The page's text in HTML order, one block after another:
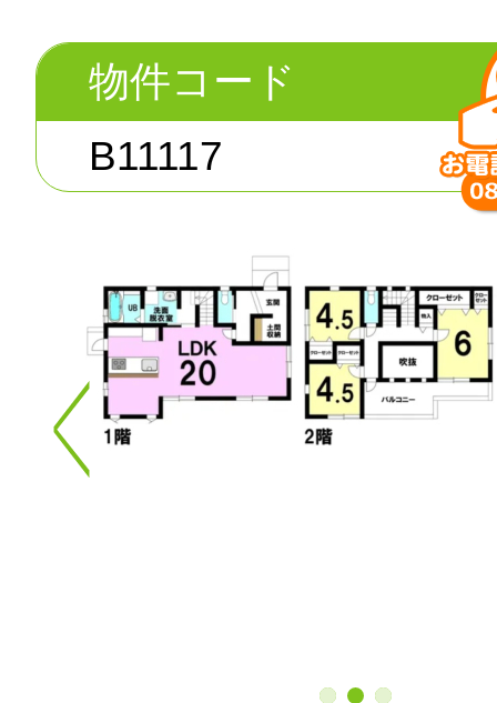
物件コード
B11117